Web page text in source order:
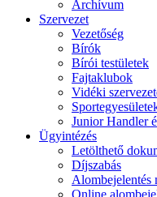
Archívum
Szervezet
Vezetőség
Bírók
Bírói testületek
Fajtaklubok
Vidéki
Junior Handler
Ügyintézés
Letölthető
Díjszabás
Alombejelentés
Online